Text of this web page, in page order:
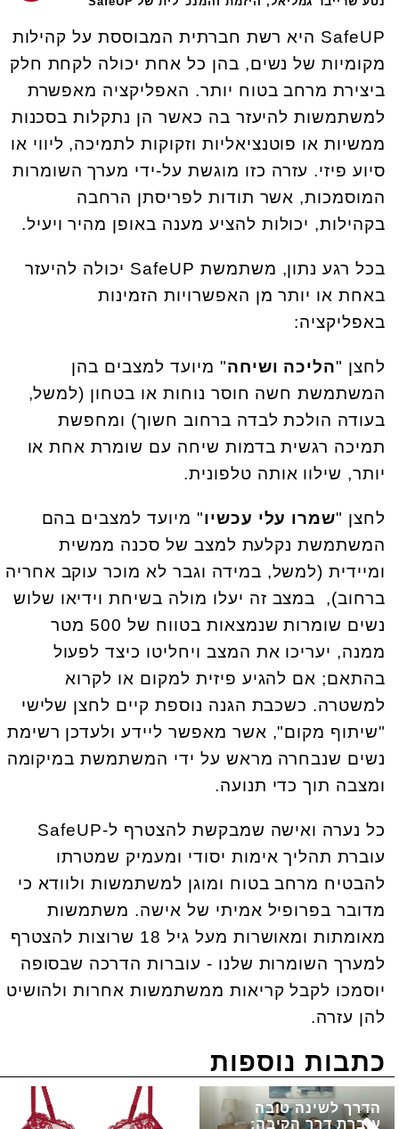
SafeUP היא רשת חברתית המבוססת על קהילות
מקומיות של נשים, בהן כל אחת יכולה לקחת חלק
ביצירת מרחב בטוח יותר. האפליקציה מאפשרת
למשתמשות להיעזר בה כאשר הן נתקלות בסכנות
ממשיות או פוטנציאליות וזקוקות לתמיכה, ליווי או
סיוע פיזי. עזרה כזו מוגשת על-ידי מערך השומרות
המוסמכות, אשר תודות לפריסתן הרחבה
בקהילות, יכולות להציע מענה באופן מהיר ויעיל.
בכל רגע נתון, משתמשת SafeUP יכולה להיעזר
באחת או יותר מן האפשרויות הזמינות
באפליקציה:
לחצן "הליכה ושיחה" מיועד למצבים בהן
המשתמשת חשה חוסר נוחות או בטחון (למשל,
בעודה הולכת לבדה ברחוב חשוך) ומחפשת
תמיכה רגשית בדמות שיחה עם שומרת אחת או
יותר, שילוו אותה טלפונית.
לחצן "שמרו עלי עכשיו" מיועד למצבים בהם
המשתמשת נקלעת למצב של סכנה ממשית
ומיידית (למשל, במידה וגבר לא מוכר עוקב אחריה
ברחוב), במצב זה יעלו מולה בשיחת וידיאו שלוש
נשים שומרות שנמצאות בטווח של 500 מטר
ממנה, יעריכו את המצב ויחליטו כיצד לפעול
בהתאם; אם להגיע פיזית למקום או לקרוא
למשטרה. כשכבת הגנה נוספת קיים לחצן שלישי
"שיתוף מקום", אשר מאפשר ליידע ולעדכן רשימת
נשים שנבחרה מראש על ידי המשתמשת במיקומה
ומצבה תוך כדי תנועה.
כל נערה ואישה שמבקשת להצטרף ל-SafeUP
עוברת תהליך אימות יסודי ומעמיק שמטרתו
להבטיח מרחב בטוח ומוגן למשתמשות ולוודא כי
מדובר בפרופיל אמיתי של אישה. משתמשות
מאומתות ומאושרות מעל גיל 18 שרוצות להצטרף
למערך השומרות שלנו - עוברות הדרכה שבסופה
יוסמכו לקבל קריאות ממשתמשות אחרות ולהושיט
להן עזרה.
כתבות נוספות
הדרך לשינה טובה
עוברת דרך הקיבה: